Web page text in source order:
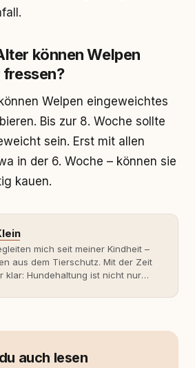
können Welpen
Welpen eingeweichtes
Bis zur 8. Woche sollte
sein. Erst mit allen
in der 6. Woche – können sie
kauen.
mich seit meiner Kindheit –
aus dem Tierschutz. Mit der Zeit
klar: Hundehaltung ist nicht nur
Der Wendepunkt kam mit meinem
Hundeerziehung
auch lesen